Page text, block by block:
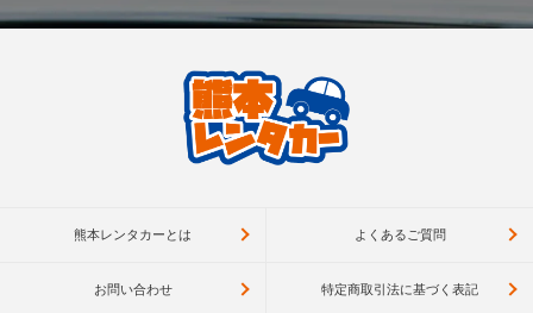
熊本レンタカーとは よくあるご質問
お問い合わせ 特定商取引法に基づく表記